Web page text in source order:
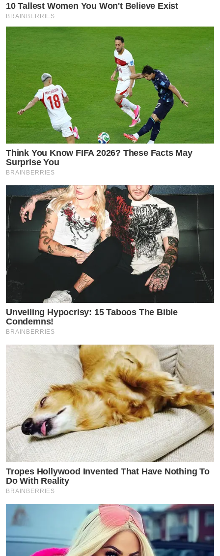
10 Tallest Women You Won't Believe Exist
BRAINBERRIES
Think You Know FIFA 2026? These Facts May
Surprise You
BRAINBERRIES
Unveiling Hypocrisy: 15 Taboos The Bible
Condemns!
BRAINBERRIES
Tropes Hollywood Invented That Have Nothing To
Do With Reality
BRAINBERRIES